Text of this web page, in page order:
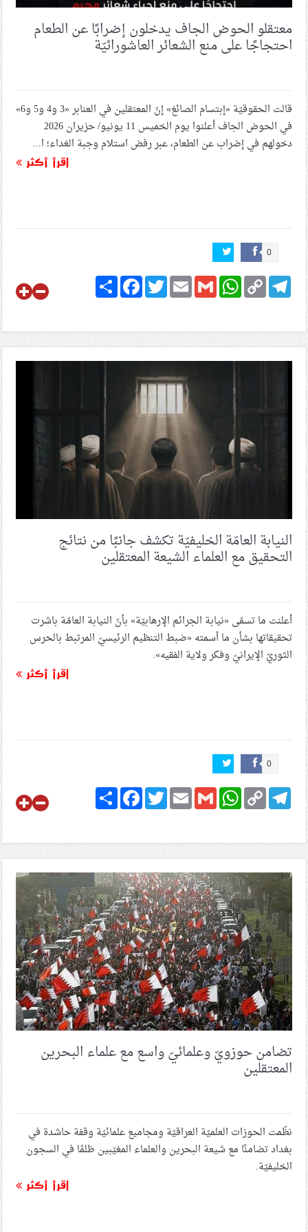
معتقلو الحوض الجاف يدخلون إضرابًا عن الطعام
احتجاجًا على منع الشعائر العاشورائيّة
قالت الحقوقيّة «إبتسام الصائغ» إنّ المعتقلين في العنابر «3 و4 و5 و6»
في الحوض الجاف أعلنوا يوم الخميس 11 يونيو/ حزيران 2026
دخولهم في إضراب عن الطعام، عبر رفض استلام وجبة الغداء؛ ا...
اقرأ أكثر
0
ShareFacebookTwitterEmailGmail
WhatsApp Copy
Link
Telegram
النيابة العامّة الخليفيّة تكشف جانبًا من نتائج
التحقيق مع العلماء الشيعة المعتقلين
أعلنت ما تسمّى «نيابة الجرائم الإرهابيّة» بأنّ النيابة العامّة باشرت
تحقيقاتها بشأن ما أسمته «ضبط التنظيم الرئيسيّ المرتبط بالحرس
الثوريّ الإيرانيّ وفكر ولاية الفقيه».
اقرأ أكثر
0
ShareFacebookTwitterEmailGmail
WhatsApp Copy
Link
Telegram
تضامن حوزويّ وعلمائيّ واسع مع علماء البحرين
المعتقلين
نظّمت الحوزات العلميّة العراقيّة ومجاميع علمائيّة وقفة حاشدة في
بغداد تضامنًا مع شيعة البحرين والعلماء المغيّبين ظلمًا في السجون
الخليفيّة.
اقرأ أكثر